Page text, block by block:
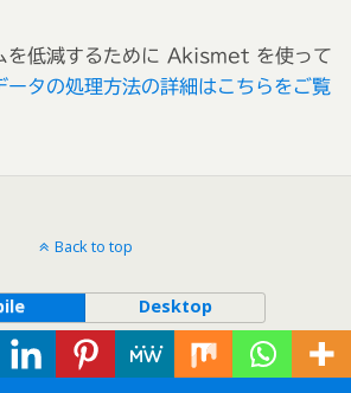
を低減するために Akismet を使って
ータの処理方法の詳細はこちらをご覧
Back to top
Desktop